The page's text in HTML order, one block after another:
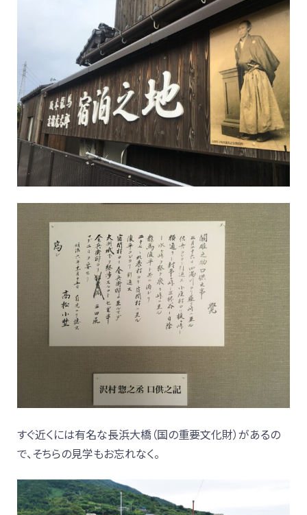
すぐ近くには有名な長浜大橋（国の重要文化財）があるの
で、そちらの見学もお忘れなく。